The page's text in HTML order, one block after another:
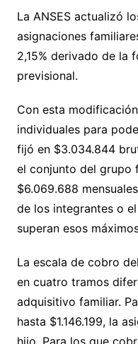
La ANSES actualizó
asignaciones
2,15% derivado de la
previsional.
Con esta
individuales para
fijó en $3.034.844
el conjunto del grupo
$6.069.688
de los integrantes o
superan esos
La escala de cobro
en cuatro tramos
adquisitivo familiar.
hasta $1.146.199, la
hijo. Para los que